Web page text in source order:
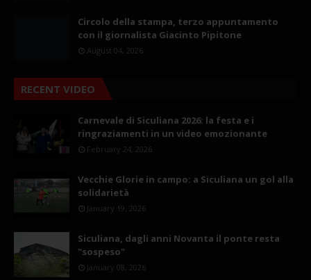
Circolo della stampa, terzo appuntamento
con il giornalista Giacinto Pipitone
August 04, 2026
RECENT VIDEO
Carnevale di Siculiana 2026: la festa e i
ringraziamenti in un video emozionante
February 24, 2026
Vecchie Glorie in campo: a Siculiana un gol alla
solidarietà
January 19, 2026
Siculiana, dagli anni Novanta il ponte resta
"sospeso"
January 08, 2026